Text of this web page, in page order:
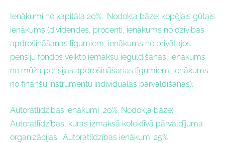
Ienākumi no kapitāla 20%. Nodokļa bāze: kopējais gūtais
ienākums (dividendes, procenti, ienākums no dzīvības
apdrošināšanas līgumiem, ienākums no privātajos
pensiju fondos veikto iemaksu ieguldīšanas, ienākums
no mūža pensijas apdrošināšanas līgumiem, ienākums
no finanšu instrumentu individuālas pārvaldīšanas).
Autoratlīdzības ienākumi 20%. Nodokļa bāze:
Autoratlīdzības, kuras izmaksā kolektīvā pārvaldījuma
organizācijas. Autoratlīdzības ienākumi 25%